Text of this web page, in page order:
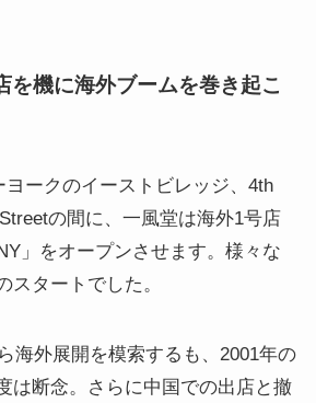
を機に海外ブームを巻き起こ
ヨークのイーストビレッジ、4th
の間に、一風堂は海外1号店
」をオープンさせます。様々な
スタートでした。
海外展開を模索するも、2001年の
は断念。さらに中国での出店と撤